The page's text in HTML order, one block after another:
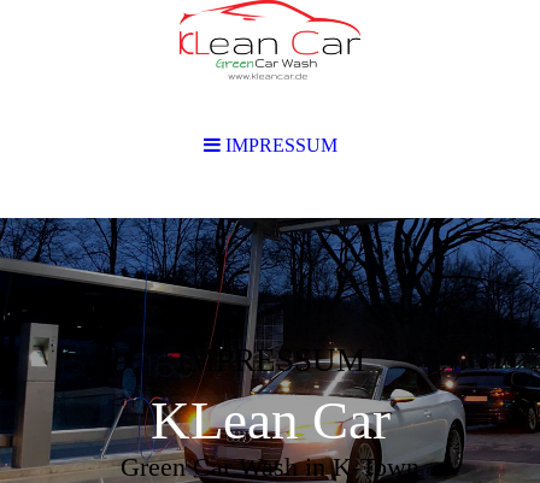
IMPRESSUM
KLean Car
Green Car Wash in K-Town
IMPRESSUM